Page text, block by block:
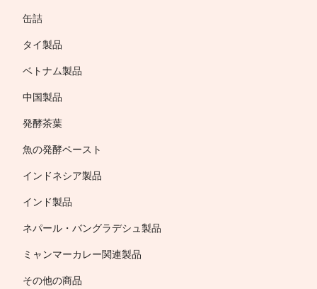
缶詰
タイ製品
ベトナム製品
中国製品
発酵茶葉
魚の発酵ペースト
インドネシア製品
インド製品
ネパール・バングラデシュ製品
ミャンマーカレー関連製品
その他の商品